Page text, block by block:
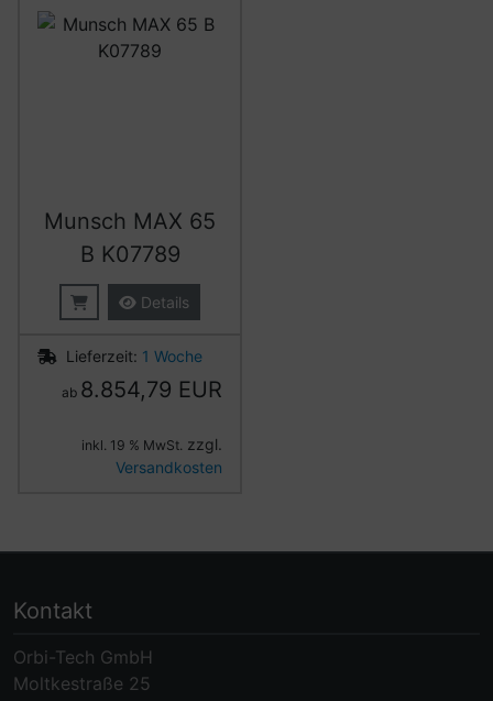
Munsch MAX 65
B K07789
Details
Lieferzeit: 1 Woche
ab 8.854,79 EUR
inkl. 19 % MwSt. zzgl.
Versandkosten
Kontakt
Orbi-Tech GmbH
Moltkestraße 25